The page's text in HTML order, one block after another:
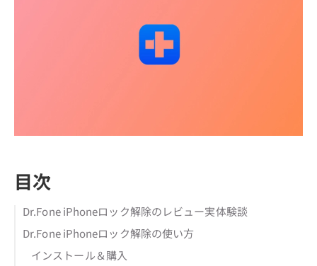
目次
Dr.Fone iPhoneロック解除のレビュー実体験談
Dr.Fone iPhoneロック解除の使い方
インストール＆購入